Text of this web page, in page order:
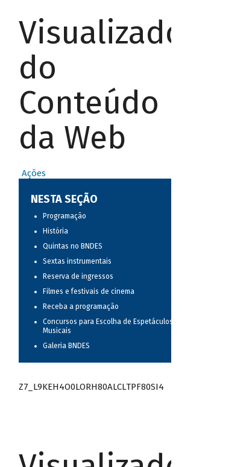
Visualizador
do
Conteúdo
da Web
Ações
NESTA SEÇÃO
Programação
História
Quintas no BNDES
Sextas instrumentais
Reserva de ingressos
Filmes e festivais de cinema
Receba a programação
Concursos para Escolha de Espetáculos
Musicais
Galeria BNDES
Z7_L9KEH4O0LORH80ALCLTPF80SI4